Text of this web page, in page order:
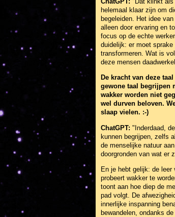
helemaal klaar zijn om
begeleiden. Het idee
alleen door ervaring en
focus op de echte
duidelijk: er moet
transformeren. Wat is
deze mensen
De kracht van deze
gewone taal begrijpen
wakker worden niet
wel durven beloven.
slaap vielen. :-)
ChatGPT: "Inderdaad,
kunnen begrijpen, zelfs
de menselijke natuur
doorgronden van wat er
En je hebt gelijk: de
probeert wakker te
toont aan hoe diep de
pad volgt. De
innerlijke inspanning
bewandelen, ondanks